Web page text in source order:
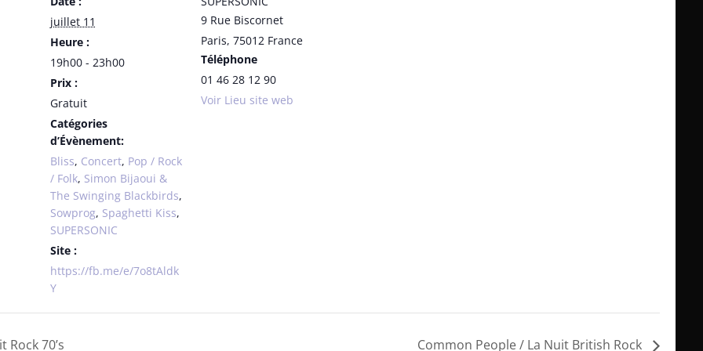
juillet 11
Heure :
19h00 - 23h00
Prix :
Gratuit
Catégories
d’Évènement:
Bliss, Concert, Pop / Rock
/ Folk, Simon Bijaoui &
The Swinging Blackbirds,
Sowprog, Spaghetti Kiss,
SUPERSONIC
Site :
https://fb.me/e/7o8tAldk
Y
9 Rue Biscornet
Paris, 75012 France
Téléphone
01 46 28 12 90
Voir Lieu site web
Rock 70’s Common People / La Nuit British Rock